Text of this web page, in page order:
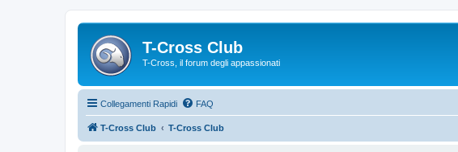
T-Cross Club
T-Cross, il forum degli appassionati
Collegamenti Rapidi FAQ
T-Cross Club T-Cross Club